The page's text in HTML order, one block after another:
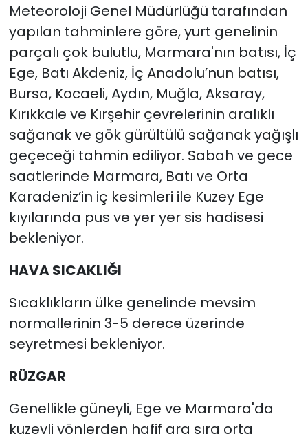
Meteoroloji Genel Müdürlüğü tarafından
yapılan tahminlere göre, yurt genelinin
parçalı çok bulutlu, Marmara'nın batısı, İç
Ege, Batı Akdeniz, İç Anadolu’nun batısı,
Bursa, Kocaeli, Aydın, Muğla, Aksaray,
Kırıkkale ve Kırşehir çevrelerinin aralıklı
sağanak ve gök gürültülü sağanak yağışlı
geçeceği tahmin ediliyor. Sabah ve gece
saatlerinde Marmara, Batı ve Orta
Karadeniz’in iç kesimleri ile Kuzey Ege
kıyılarında pus ve yer yer sis hadisesi
bekleniyor.
HAVA SICAKLIĞI
Sıcaklıkların ülke genelinde mevsim
normallerinin 3-5 derece üzerinde
seyretmesi bekleniyor.
RÜZGAR
Genellikle güneyli, Ege ve Marmara'da
kuzeyli yönlerden hafif ara sıra orta